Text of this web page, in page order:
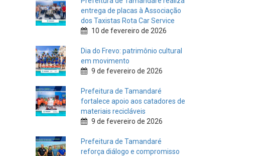
entrega de placas à Associação
dos Taxistas Rota Car Service
10 de fevereiro de 2026
Dia do Frevo: patrimônio cultural
em movimento
9 de fevereiro de 2026
Prefeitura de Tamandaré
fortalece apoio aos catadores de
materiais recicláveis
9 de fevereiro de 2026
Prefeitura de Tamandaré
reforça diálogo e compromisso